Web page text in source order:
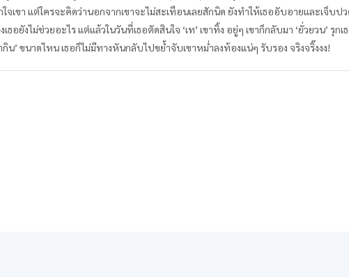
เขา แต่ใครจะคิดว่านอกจากเขาจะไม่สะเทือนเลยสักนิด ยังทำให้เธออับอายและเจ็บป
ธอยังไม่ช่วยอะไร แต่แล้วในวันที่เธอตัดสินใจ ‘เท’ เขาทิ้ง อยู่ๆ เขาก็กลับมา ‘ยั่วยวน’ รุก
น’ ขนาดไหน เธอก็ไม่มีทางหันกลับไปขย้ำจับเขาหม่ำลงท้องแน่ๆ รับรอง จริงจริ๊งงง!